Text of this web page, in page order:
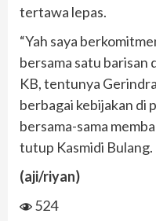
tertawa lepas.
“Yah saya
bersama satu barisan
KB, tentunya
berbagai kebijakan di
bersama-sama
tutup Kasmidi Bulang.
(aji/riyan)
524